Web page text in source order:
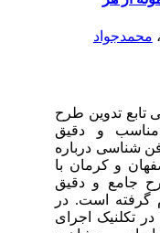
تدوین طرح
و دقیق
شناسی درباره
و کرمان با
جامع و دقیق
است. در
تکلنیک اجرای